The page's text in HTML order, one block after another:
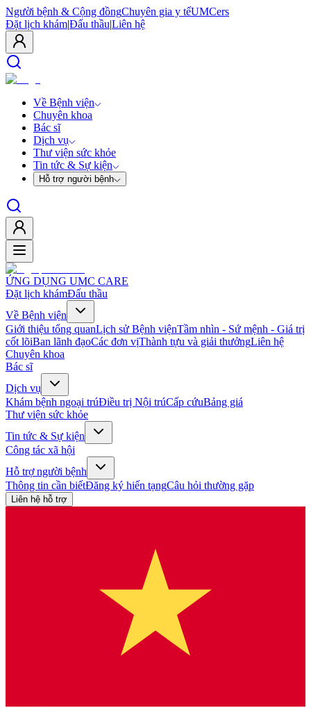
Người bệnh & Cộng đồngChuyên gia y tếUMCers
Đặt lịch khám|Đấu thầu|Liên hệ
Về Bệnh viện
Chuyên khoa
Bác sĩ
Dịch vụ
Thư viện sức khỏe
Tin tức & Sự kiện
Hỗ trợ người bệnh
ỨNG DỤNG UMC CARE
Đặt lịch khámĐấu thầu
Về Bệnh viện
Giới thiệu tổng quanLịch sử Bệnh việnTầm nhìn - Sứ mệnh - Giá trị
cốt lõiBan lãnh đạoCác đơn vịThành tựu và giải thưởngLiên hệ
Chuyên khoa
Bác sĩ
Dịch vụ
Khám bệnh ngoại trúĐiều trị Nội trúCấp cứuBảng giá
Thư viện sức khỏe
Tin tức & Sự kiện
Công tác xã hội
Hỗ trợ người bệnh
Thông tin cần biếtĐăng ký hiến tạngCâu hỏi thường gặp
Liên hệ hỗ trợ